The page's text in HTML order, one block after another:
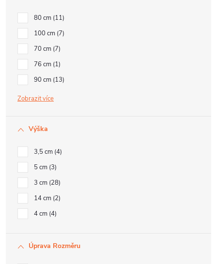
80 cm 11
100 cm 7
70 cm 7
76 cm 1
90 cm 13
Zobrazit
Výška
3,5 cm 4
5 cm 3
3 cm 28
14 cm 2
4 cm 4
Úprava Rozměru